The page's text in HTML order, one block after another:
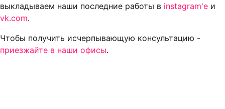
выкладываем наши последние работы в instagram'е и
vk.com.
Чтобы получить исчерпывающую консультацию -
приезжайте в наши офисы.